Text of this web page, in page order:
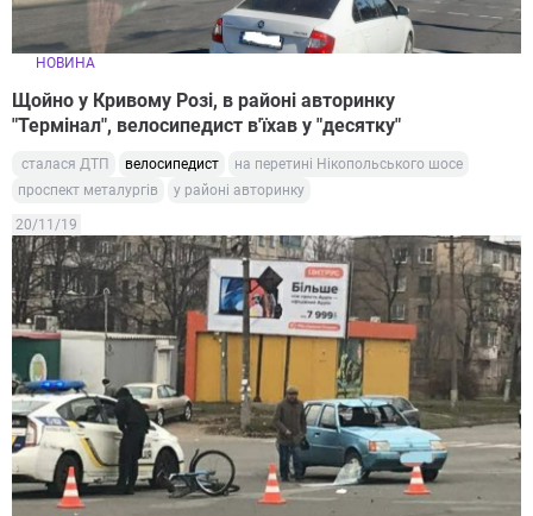
НОВИНА
Щойно у Кривому Розі, в районі авторинку
"Термінал", велосипедист в'їхав у "десятку"
сталася ДТП велосипедист
на перетині Нікопольського шосе
проспект металургів
у районі авторинку
20/11/19